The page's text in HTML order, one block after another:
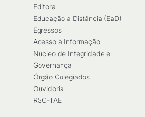
Editora
Educação a Distância (EaD)
Egressos
Acesso à Informação
Núcleo de Integridade e
Governança
Órgão Colegiados
Ouvidoria
RSC-TAE